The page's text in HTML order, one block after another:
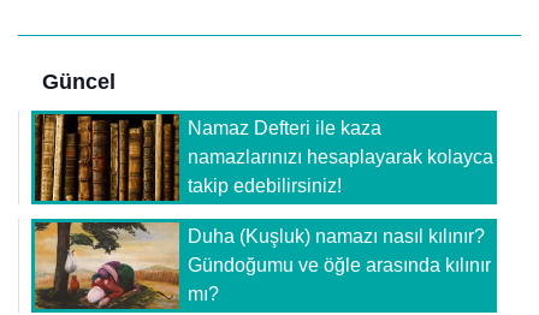
Güncel
Namaz Defteri ile kaza
namazlarınızı hesaplayarak kolayca
takip edebilirsiniz!
Duha (Kuşluk) namazı nasıl kılınır?
Gündoğumu ve öğle arasında kılınır
mı?